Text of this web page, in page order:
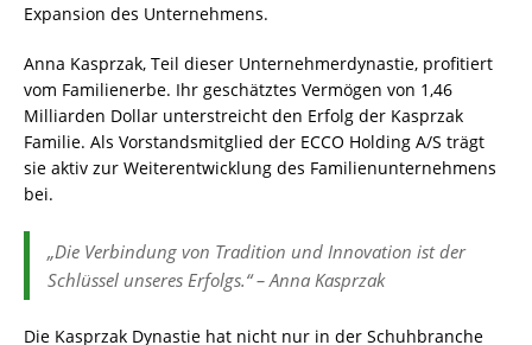
Expansion des Unternehmens.
Anna Kasprzak, Teil dieser Unternehmerdynastie, profitiert
vom Familienerbe. Ihr geschätztes Vermögen von 1,46
Milliarden Dollar unterstreicht den Erfolg der Kasprzak
Familie. Als Vorstandsmitglied der ECCO Holding A/S trägt
sie aktiv zur Weiterentwicklung des Familienunternehmens
bei.
„Die Verbindung von Tradition und Innovation ist der
Schlüssel unseres Erfolgs.“ – Anna Kasprzak
Die Kasprzak Dynastie hat nicht nur in der Schuhbranche